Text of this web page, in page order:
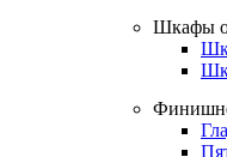
Шкафы